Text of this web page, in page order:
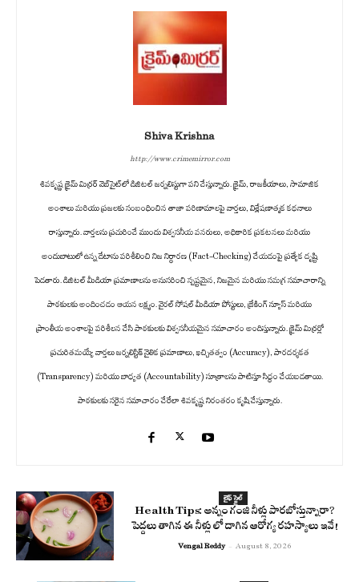
Shiva Krishna
http://www.crimemirror.com
శివకృష్ణ క్రైమ్ మిర్రర్ వెబ్‌సైట్‌లో డిజిటల్ జర్నలిస్టుగా పని చేస్తున్నారు. క్రైమ్, రాజకీయాలు, సామాజిక
అంశాలు మరియు ప్రజలకు సంబంధించిన తాజా పరిణామాలపై వార్తలు, విశ్లేషణాత్మక కథనాలు
రాస్తున్నారు. వార్తలను ప్రచురించే ముందు విశ్వసనీయ వనరులు, అధికారిక ప్రకటనలు మరియు
అందుబాటులో ఉన్న డేటాను పరిశీలించి నిజ నిర్ధారణ (Fact-Checking) చేయడంపై ప్రత్యేక దృష్టి
పెడతారు. డిజిటల్ మీడియా ప్రమాణాలను అనుసరించి స్పష్టమైన, నిజమైన మరియు సమగ్ర సమాచారాన్ని
పాఠకులకు అందించడం ఆయన లక్ష్యం. వైరల్ సోషల్ మీడియా పోస్టులు, బ్రేకింగ్ న్యూస్ మరియు
ప్రాంతీయ అంశాలపై పరిశీలన చేసి పాఠకులకు విశ్వసనీయమైన సమాచారం అందిస్తున్నారు. క్రైమ్ మిర్రర్లో
ప్రచురితమయ్యే వార్తలు జర్నలిస్టిక్ నైతిక ప్రమాణాలు, ఖచ్చితత్వం (Accuracy), పారదర్శకత
(Transparency) మరియు బాధ్యత (Accountability) సూత్రాలను పాటిస్తూ సిద్ధం చేయబడతాయి.
పాఠకులకు సరైన సమాచారం చేరేలా శివకృష్ణ నిరంతరం కృషి చేస్తున్నారు.
లైఫ్ స్టైల్
Health Tips: అన్నం గంజి నీళ్లు పారబోస్తున్నారా?
పెద్దలు తాగిన ఈ నీళ్లు లో దాగిన ఆరోగ్య రహస్యాలు ఇవే!
Vengal Reddy - August 8, 2026